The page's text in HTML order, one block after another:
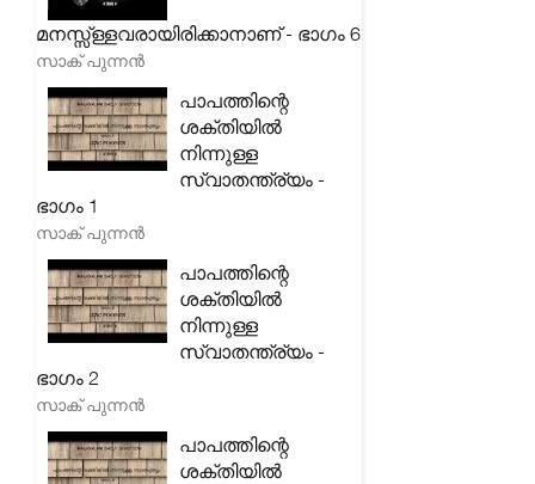
മനസ്സ്ള്ളവരായിരിക്കാനാണ് - ഭാഗം 6
സാക് പുന്നൻ
പാപത്തിന്റെ
ശക്തിയിൽ
നിന്നുള്ള
സ്വാതന്ത്ര്യം -
ഭാഗം 1
സാക് പുന്നൻ
പാപത്തിന്റെ
ശക്തിയിൽ
നിന്നുള്ള
സ്വാതന്ത്ര്യം -
ഭാഗം 2
സാക് പുന്നൻ
പാപത്തിന്റെ
ശക്തിയിൽ